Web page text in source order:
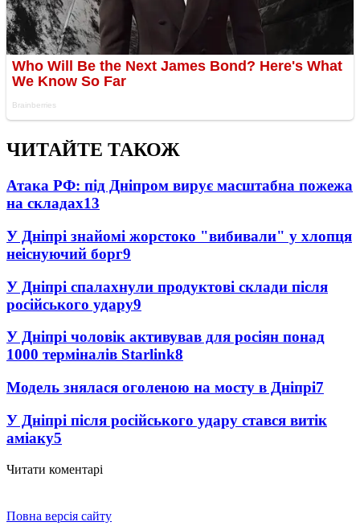
ЧИТАЙТЕ ТАКОЖ
Атака РФ: під Дніпром вирує масштабна пожежа
на складах13
У Дніпрі знайомі жорстоко "вибивали" у хлопця
неіснуючий борг9
У Дніпрі спалахнули продуктові склади після
російського удару9
У Дніпрі чоловік активував для росіян понад
1000 терміналів Starlink8
Модель знялася оголеною на мосту в Дніпрі7
У Дніпрі після російського удару стався витік
аміаку5
Читати коментарі
Повна версія сайту